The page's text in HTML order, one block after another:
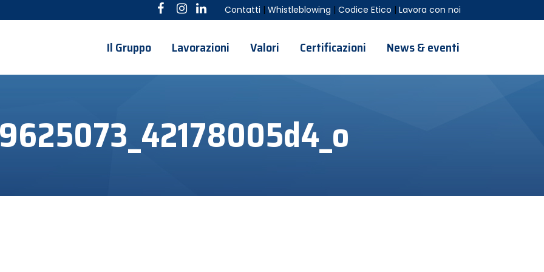
Contatti | Whistleblowing | Codice Etico | Lavora con noi
Il Gruppo Lavorazioni Valori Certificazioni News & eventi